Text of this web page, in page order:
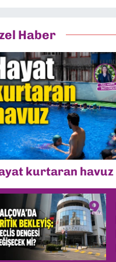
Haber
kurtaran havuz